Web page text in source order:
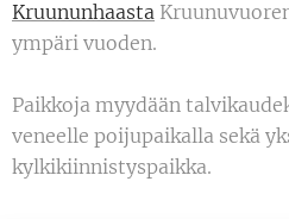
Kruununhaasta
ympäri vuoden.
Paikkoja myydään
veneelle poijupaikalla sekä
kylkikiinnistyspaikka.